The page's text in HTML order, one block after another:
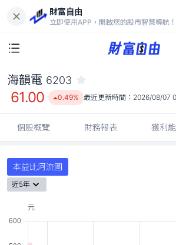
財富自由
立即使用APP，開啟您的股市智慧導航！
61.00
0.49%
海韻電 6203
61.00 0.49% 最近更新時間： 2026/08/07
個股概覽 財務報表 獲利
本益比河流圖
近5年